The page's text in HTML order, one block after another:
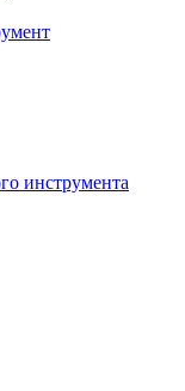
инструмента